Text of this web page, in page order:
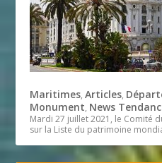
Maritimes,Articles,
Monument, News
Mardi 27 juillet 2021, le Comité
sur la Liste du patrimoine